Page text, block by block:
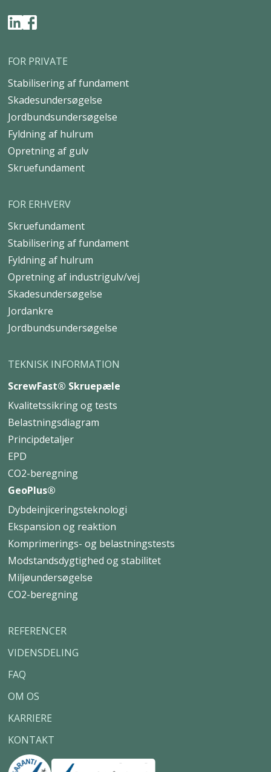
Tværvejen 6, 5580 Nørre Aaby
FOR PRIVATE
Stabilisering af fundament
Skadesundersøgelse
Fyldning af hulrum
Skruefundament
FOR ERHVERV
Skruefundament
Stabilisering af fundament
Fyldning af hulrum
Skadesundersøgelse
Jordbundsundersøgelse
TEKNISK INFORMATION
ScrewFast® Skruepæle
Kvalitetssikring og tests
Belastningsdiagram
Principdetaljer
EPD
CO2-beregning
GeoPlus®
Dybdeinjiceringsteknologi
Ekspansion og reaktion
Modstandsdygtighed og stabilitet
CO2-beregning
REFERENCER
VIDENSDELING
FAQ
OM OS